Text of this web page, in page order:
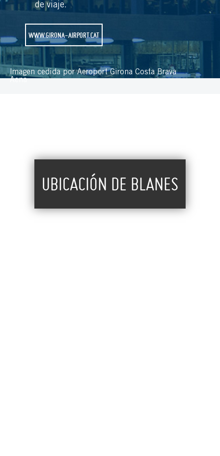
de viaje.
WWW.GIRONA-AIRPORT.CAT
Imagen cedida por Aeroport Girona Costa Brava
Aena
UBICACIÓN DE BLANES